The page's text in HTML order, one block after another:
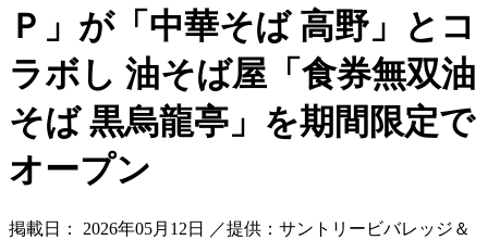
Ｐ」が「中華そば 高野」とコ
ラボし 油そば屋「食券無双油
そば 黒烏龍亭」を期間限定で
オープン
掲載日： 2026年05月12日 ／提供：サントリービバレッジ＆